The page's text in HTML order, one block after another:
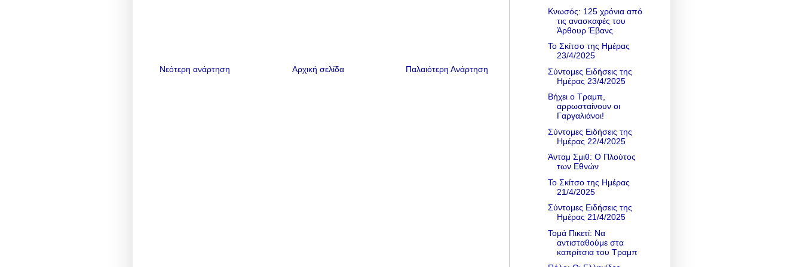
Νεότερη ανάρτηση Παλαιότερη Ανάρτηση
Αρχική σελίδα
Κνωσός: 125 χρόνια από
τις ανασκαφές του
Άρθουρ Έβανς
Το Σκίτσο της Ημέρας
23/4/2025
Σύντομες Ειδήσεις της
Ημέρας 23/4/2025
Βήχει ο Τραμπ,
αρρωσταίνουν οι
Γαργαλιάνοι!
Σύντομες Ειδήσεις της
Ημέρας 22/4/2025
Άνταμ Σμιθ: Ο Πλούτος
των Εθνών
Το Σκίτσο της Ημέρας
21/4/2025
Σύντομες Ειδήσεις της
Ημέρας 21/4/2025
Τομά Πικετί: Να
αντισταθούμε στα
καπρίτσια του Τραμπ